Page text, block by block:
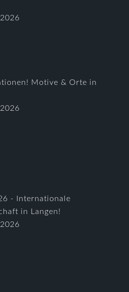
Motive & Orte in
- Internationale
in Langen!